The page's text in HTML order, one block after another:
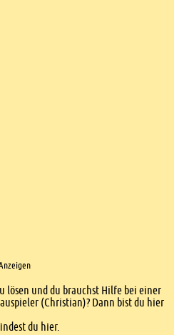
lösen und du brauchst Hilfe bei einer
(Christian)? Dann bist du hier
du hier.